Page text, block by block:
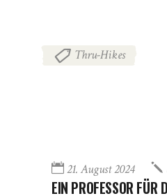
Thru-Hikes
21. August 2024
EIN PROFESSOR FÜR